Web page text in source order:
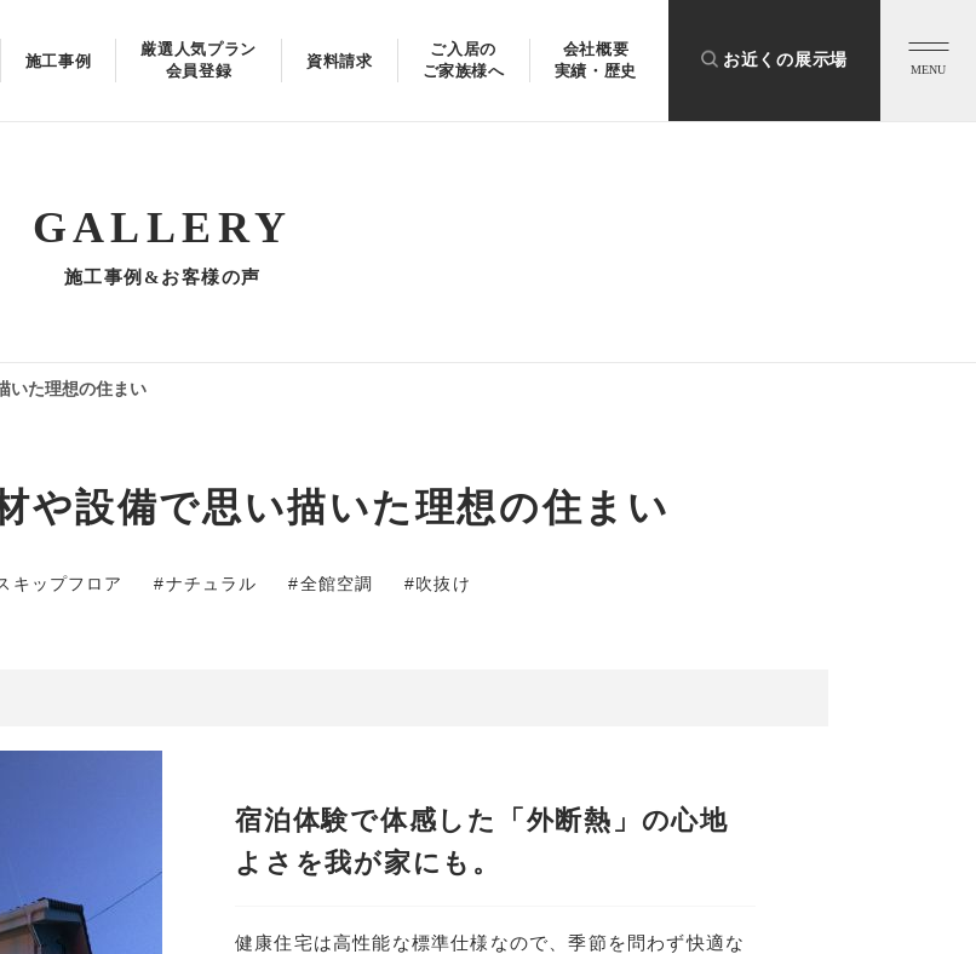
施工事例
厳選人気プラン
会員登録
資料請求
ご入居の
ご家族様へ
会社概要
実績・歴史
お近くの展示場
MENU
GALLERY
施工事例&お客様の声
いた理想の住まい
や設備で思い描いた理想の住まい
キップフロア #ナチュラル #全館空調 #吹抜け
宿泊体験で体感した「外断熱」の心地
よさを我が家にも。
健康住宅は高性能な標準仕様なので、季節を問わず快適な